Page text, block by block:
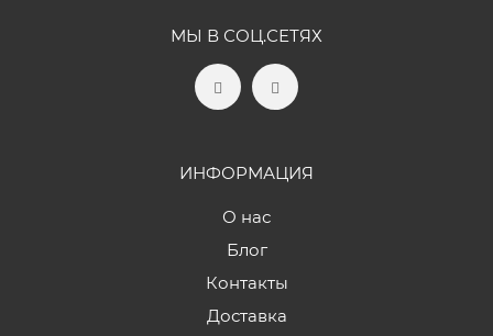
МЫ В СОЦ.СЕТЯХ
ИНФОРМАЦИЯ
О нас
Блог
Контакты
Доставка